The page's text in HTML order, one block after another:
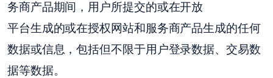
务商产品期间，用户所提交的或在开放
平台生成的或在授权网站和服务商产品生成的任何
数据或信息，包括但不限于用户登录数据、交易数
据等数据。